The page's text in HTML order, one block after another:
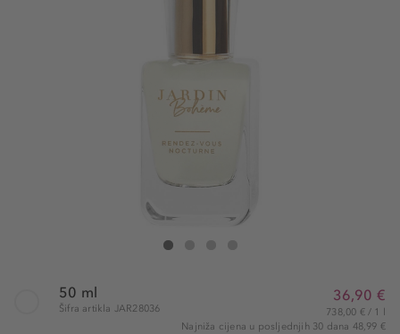
Jardin Bohème Rendez-Vous Nocturne Eau de Parfum
50 ml
Šifra artikla JAR28036
36,90 €
738,00 € / 1 l
Najniža cijena u posljednjih 30 dana 48,99 €